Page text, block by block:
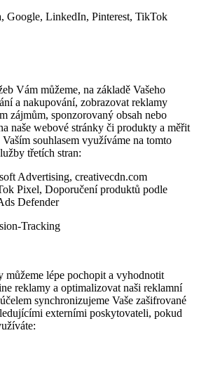
Google, LinkedIn, Pinterest, TikTok
Vám můžeme, na základě Vašeho
a nakupování, zobrazovat reklamy
zájmům, sponzorovaný obsah nebo
naše webové stránky či produkty a měřit
souhlasem využíváme na tomto
třetích stran:
Advertising, creativecdn.com
Pixel, Doporučení produktů podle
Defender
Tracking
můžeme lépe pochopit a vyhodnotit
reklamy a optimalizovat naši reklamní
synchronizujeme Vaše zašifrované
externími poskytovateli, pokud